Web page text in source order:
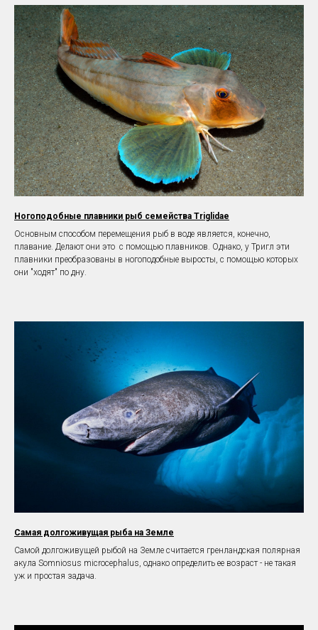
Ногоподобные плавники рыб семейства Triglidae
Основным способом перемещения рыб в воде является, конечно,
плавание. Делают они это с помощью плавников. Однако, у Тригл эти
плавники преобразованы в ногоподобные выросты, с помощью которых
они "ходят" по дну.
Самая долгоживущая рыба на Земле
Самой долгоживущей рыбой на Земле считается гренландская полярная
акула Somniosus microcephalus, однако определить ее возраст - не такая
уж и простая задача.